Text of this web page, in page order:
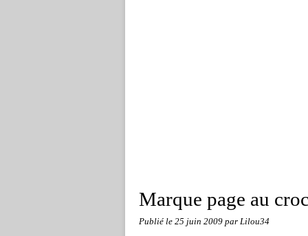
Marque page au
Publié le 25 juin 2009 par Lilou34